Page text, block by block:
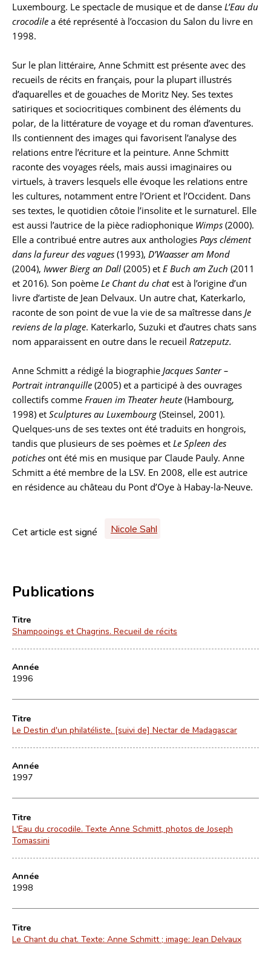
Luxembourg. Le spectacle de musique et de danse L’Eau du
crocodile a été représenté à l’occasion du Salon du livre en
1998.
Sur le plan littéraire, Anne Schmitt est présente avec des
recueils de récits en français, pour la plupart illustrés
d’aquarelles et de gouaches de Moritz Ney. Ses textes
satiriques et sociocritiques combinent des éléments du
polar, de la littérature de voyage et du roman d’aventures.
Ils contiennent des images qui favorisent l’analyse des
relations entre l’écriture et la peinture. Anne Schmitt
raconte des voyages réels, mais aussi imaginaires ou
virtuels, à travers lesquels elle évoque les relations entre
les cultures, notamment entre l’Orient et l’Occident. Dans
ses textes, le quotidien côtoie l’insolite et le surnaturel. Elle
est aussi l’autrice de la pièce radiophonique Wimps (2000).
Elle a contribué entre autres aux anthologies Pays clément
dans la fureur des vagues (1993), D’Waasser am Mond
(2004), Iwwer Bierg an Dall (2005) et E Buch am Zuch (2011
et 2016). Son poème Le Chant du chatest à l’origine d’un
livre d’artiste de Jean Delvaux. Un autre chat, Katerkarlo,
raconte de son point de vue la vie de sa maîtresse dans Je
reviens de la plage. Katerkarlo, Suzuki et d’autres chats sans
nom apparaissent en outre dans le recueil Ratzeputz.
Anne Schmitt a rédigé la biographie Jacques Santer –
Portrait intranquille (2005) et a participé à des ouvrages
collectifs comme Frauen im Theater heute (Hambourg,
1998) et Sculptures au Luxembourg (Steinsel, 2001).
Quelques-uns de ses textes ont été traduits en hongrois,
tandis que plusieurs de ses poèmes et Le Spleen des
potiches ont été mis en musique par Claude Pauly. Anne
Schmitt a été membre de la LSV. En 2008, elle est autrice
en résidence au château du Pont d’Oye à Habay-la-Neuve.
Cet article est signé Nicole Sahl
Publications
Titre
Shampooings et Chagrins. Recueil de récits
Année
1996
Titre
Le Destin d'un philatéliste. [suivi de] Nectar de Madagascar
Année
1997
Titre
L'Eau du crocodile. Texte Anne Schmitt, photos de Joseph
Tomassini
Année
1998
Titre
Le Chant du chat. Texte: Anne Schmitt ; image: Jean Delvaux